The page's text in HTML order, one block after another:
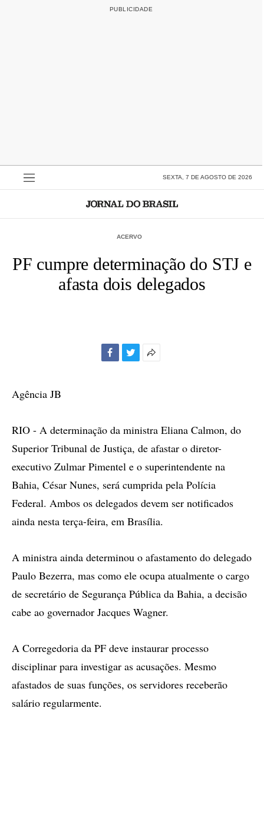
SEXTA, 7 DE AGOSTO DE 2026
ACERVO
PF cumpre determinação do STJ e
afasta dois delegados
Agência JB
RIO - A determinação da ministra Eliana Calmon, do
Superior Tribunal de Justiça, de afastar o diretor-
executivo Zulmar Pimentel e o superintendente na
Bahia, César Nunes, será cumprida pela Polícia
Federal. Ambos os delegados devem ser notificados
ainda nesta terça-feira, em Brasília.
A ministra ainda determinou o afastamento do delegado
Paulo Bezerra, mas como ele ocupa atualmente o cargo
de secretário de Segurança Pública da Bahia, a decisão
cabe ao governador Jacques Wagner.
A Corregedoria da PF deve instaurar processo
disciplinar para investigar as acusações. Mesmo
afastados de suas funções, os servidores receberão
salário regularmente.